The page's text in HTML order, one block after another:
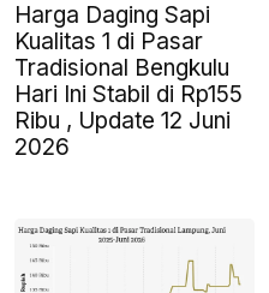
Harga Daging Sapi
Kualitas 1 di Pasar
Tradisional Bengkulu
Hari Ini Stabil di Rp155
Ribu , Update 12 Juni
2026